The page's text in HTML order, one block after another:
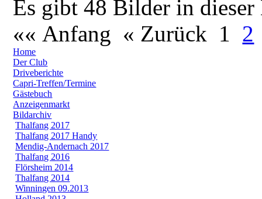
Es gibt 48 Bilder in dieser
«« Anfang « Zurück 1 2
Home
Der Club
Driveberichte
Capri-Treffen/Termine
Gästebuch
Anzeigenmarkt
Bildarchiv
Thalfang 2017
Thalfang 2017 Handy
Mendig-Andernach 2017
Thalfang 2016
Flörsheim 2014
Thalfang 2014
Winningen 09.2013